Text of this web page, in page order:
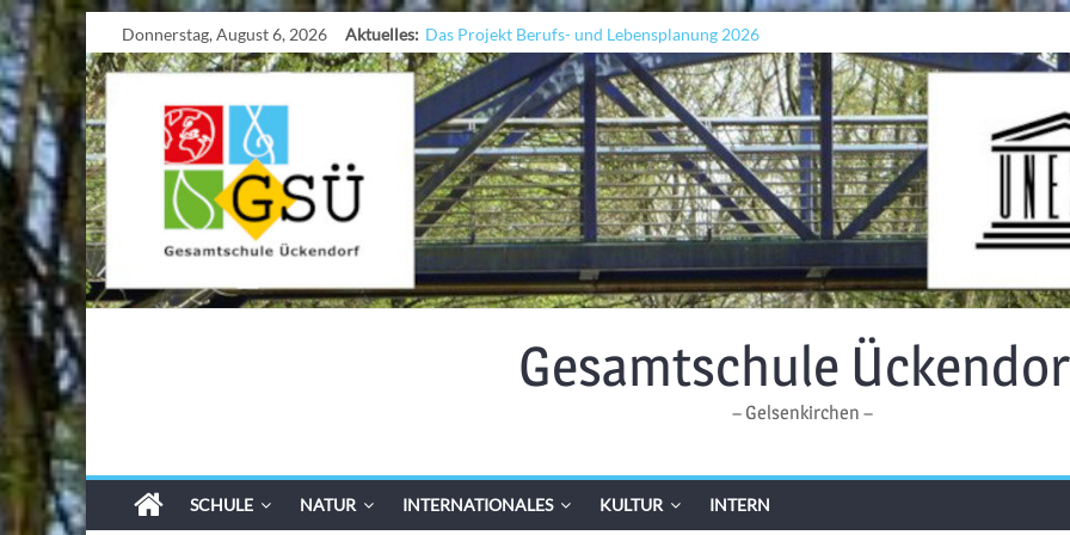
Donnerstag, August 6, 2026 Aktuelles: Das Projekt Berufs- und Lebensplanung 2026
UNESCO Stadtradeln „Grenzen überwinden“
KCC-Workshop
Sicherheit auf den Wellen: Lehrkräfte bilden sich in Alicante fort
Ferien!!!
Gesamtschule
– Gelsenkirchen –
SCHULE NATUR INTERNATIONALES KULTUR INTERN